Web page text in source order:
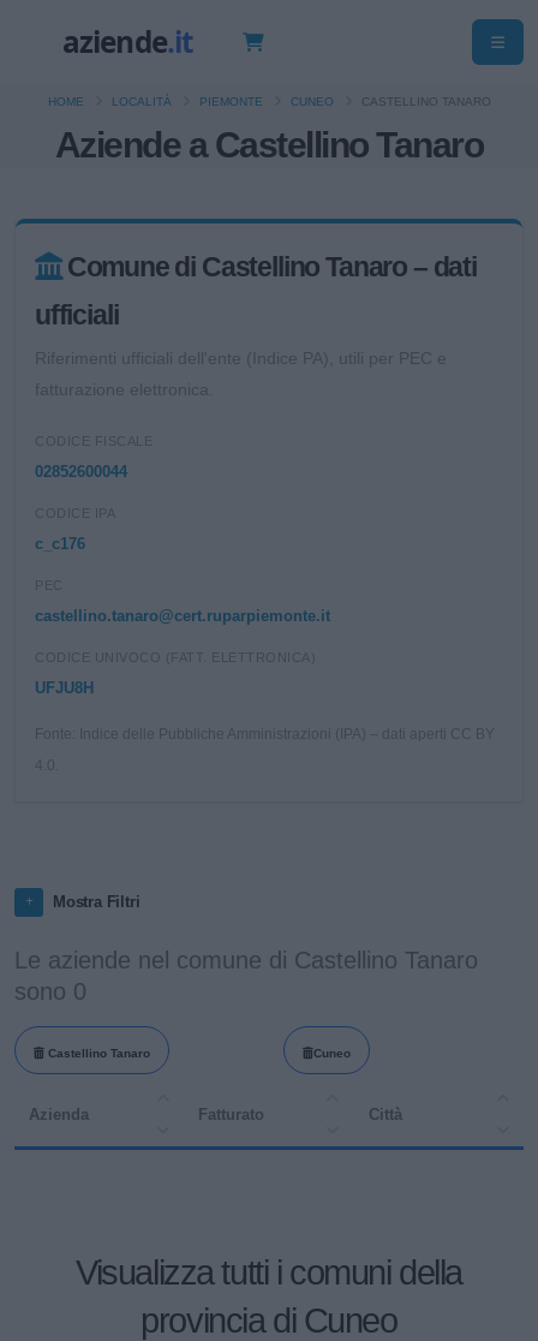
Aziende a Castellino Tanaro
HOME LOCALITÀ PIEMONTE CUNEO CASTELLINO TANARO
Comune di Castellino Tanaro – dati
ufficiali
Riferimenti ufficiali dell'ente (Indice PA), utili per PEC e
fatturazione elettronica.
CODICE FISCALE
02852600044
CODICE IPA
c_c176
PEC
castellino.tanaro@cert.ruparpiemonte.it
CODICE UNIVOCO (FATT. ELETTRONICA)
UFJU8H
Fonte: Indice delle Pubbliche Amministrazioni (IPA) – dati aperti CC BY
Mostra Filtri
Le aziende nel comune di Castellino Tanaro
sono 0
Castellino Tanaro Cuneo
Azienda Fatturato Città
Visualizza tutti i comuni della
provincia di Cuneo